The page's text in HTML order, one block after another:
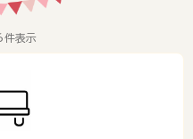
件表示